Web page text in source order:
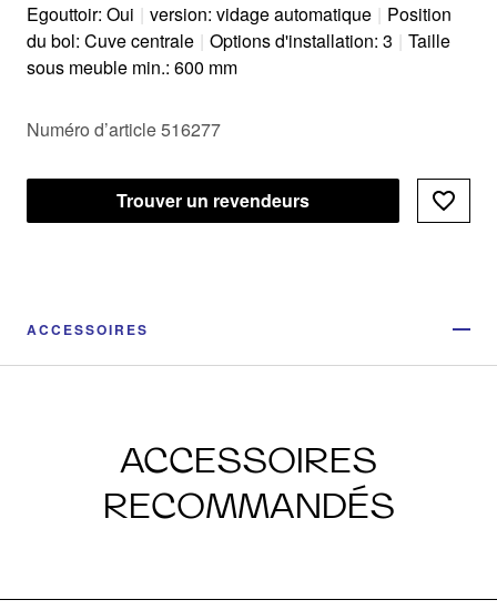
Egouttoir: Oui | version: vidage automatique | Position
du bol: Cuve centrale | Options d'installation: 3 | Taille
sous meuble min.: 600 mm
Numéro d’article 516277
Trouver un revendeurs
ACCESSOIRES
ACCESSOIRES
RECOMMANDÉS